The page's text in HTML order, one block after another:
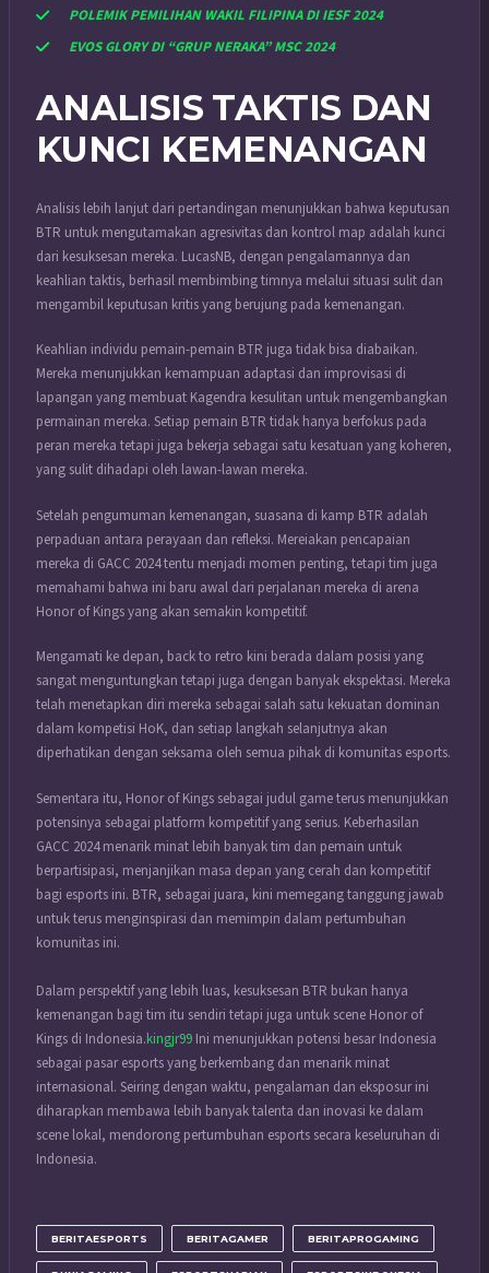
POLEMIK PEMILIHAN WAKIL FILIPINA DI IESF 2024
EVOS GLORY DI “GRUP NERAKA” MSC 2024
ANALISIS TAKTIS DAN
KUNCI KEMENANGAN
Analisis lebih lanjut dari pertandingan menunjukkan bahwa keputusan
BTR untuk mengutamakan agresivitas dan kontrol map adalah kunci
dari kesuksesan mereka. LucasNB, dengan pengalamannya dan
keahlian taktis, berhasil membimbing timnya melalui situasi sulit dan
mengambil keputusan kritis yang berujung pada kemenangan.
Keahlian individu pemain-pemain BTR juga tidak bisa diabaikan.
Mereka menunjukkan kemampuan adaptasi dan improvisasi di
lapangan yang membuat Kagendra kesulitan untuk mengembangkan
permainan mereka. Setiap pemain BTR tidak hanya berfokus pada
peran mereka tetapi juga bekerja sebagai satu kesatuan yang koheren,
yang sulit dihadapi oleh lawan-lawan mereka.
Setelah pengumuman kemenangan, suasana di kamp BTR adalah
perpaduan antara perayaan dan refleksi. Mereiakan pencapaian
mereka di GACC 2024 tentu menjadi momen penting, tetapi tim juga
memahami bahwa ini baru awal dari perjalanan mereka di arena
Honor of Kings yang akan semakin kompetitif.
Mengamati ke depan, back to retro kini berada dalam posisi yang
sangat menguntungkan tetapi juga dengan banyak ekspektasi. Mereka
telah menetapkan diri mereka sebagai salah satu kekuatan dominan
dalam kompetisi HoK, dan setiap langkah selanjutnya akan
diperhatikan dengan seksama oleh semua pihak di komunitas esports.
Sementara itu, Honor of Kings sebagai judul game terus menunjukkan
potensinya sebagai platform kompetitif yang serius. Keberhasilan
GACC 2024 menarik minat lebih banyak tim dan pemain untuk
berpartisipasi, menjanjikan masa depan yang cerah dan kompetitif
bagi esports ini. BTR, sebagai juara, kini memegang tanggung jawab
untuk terus menginspirasi dan memimpin dalam pertumbuhan
komunitas ini.
Dalam perspektif yang lebih luas, kesuksesan BTR bukan hanya
kemenangan bagi tim itu sendiri tetapi juga untuk scene Honor of
Kings di Indonesia.kingjr99 Ini menunjukkan potensi besar Indonesia
sebagai pasar esports yang berkembang dan menarik minat
internasional. Seiring dengan waktu, pengalaman dan eksposur ini
diharapkan membawa lebih banyak talenta dan inovasi ke dalam
scene lokal, mendorong pertumbuhan esports secara keseluruhan di
Indonesia.
BERITAESPORTS BERITAGAMER BERITAPROGAMING